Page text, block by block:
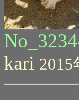
kari 2015